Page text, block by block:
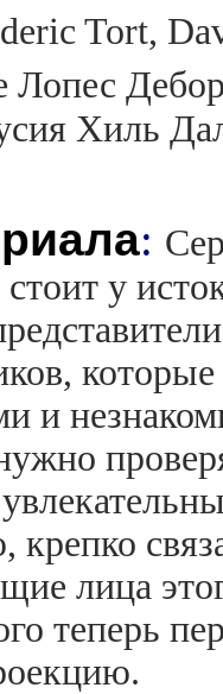
Tort,
Лопес
Хиль
:
стоит у
и
крепко
лица
теперь